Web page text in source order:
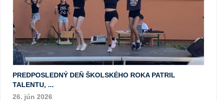
PREDPOSLEDNÝ DEŇ ŠKOLSKÉHO ROKA PATRIL
TALENTU, ...
26. jún 2026